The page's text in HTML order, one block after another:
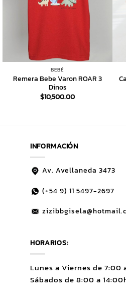
BEBÉ
Remera Bebe Varon ROAR 3
Dinos
$10,500.00
INFORMACIÓN
Av. Avellaneda 3473
(+54 9) 11 5497-2697
HORARIOS:
Lunes a Viernes de 7:00
Sábados de 8:00 a